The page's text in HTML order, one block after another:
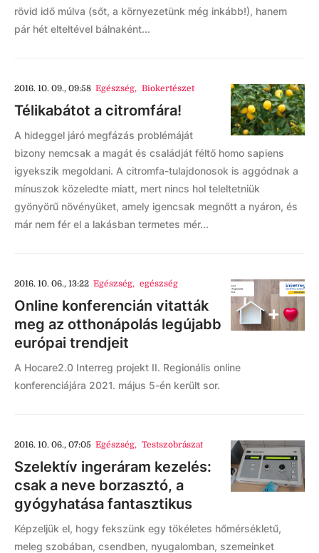
rövid idő múlva (sőt, a környezetünk még inkább!), hanem
pár hét elteltével bálnaként...
2016. 10. 09., 09:58 Egészség, Biokertészet
Télikabátot a citromfára!
A hideggel járó megfázás problémáját
bizony nemcsak a magát és családját féltő homo sapiens
igyekszik megoldani. A citromfa-tulajdonosok is aggódnak a
mínuszok közeledte miatt, mert nincs hol teleltetniük
gyönyörű növényüket, amely igencsak megnőtt a nyáron, és
már nem fér el a lakásban termetes mér...
2016. 10. 06., 13:22 Egészség, egészség
Online konferencián vitatták
meg az otthonápolás legújabb
európai trendjeit
A Hocare2.0 Interreg projekt II. Regionális online
konferenciájára 2021. május 5-én került sor.
2016. 10. 06., 07:05 Egészség, Testszobrászat
Szelektív ingeráram kezelés:
csak a neve borzasztó, a
gyógyhatása fantasztikus
Képzeljük el, hogy fekszünk egy tökéletes hőmérsékletű,
meleg szobában, csendben, nyugalomban, szemeinket